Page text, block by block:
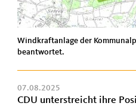
Windkraftanlage der
beantwortet.
07.08.2025
CDU unterstreicht ihre